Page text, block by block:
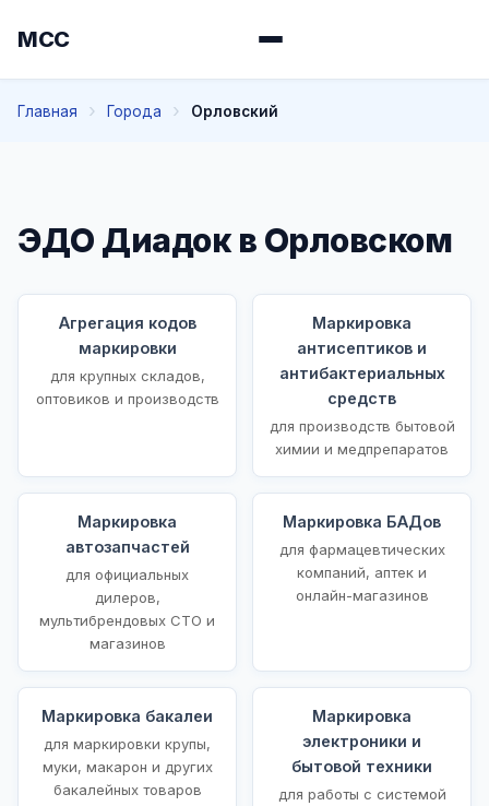
МСС
Главная Города Орловский
ЭДО Диадок в Орловском
Агрегация кодов
маркировки
для крупных складов,
оптовиков и производств
Маркировка
антисептиков и
антибактериальных
средств
для производств бытовой
химии и медпрепаратов
Маркировка
автозапчастей
для официальных
дилеров,
мультибрендовых СТО и
магазинов
Маркировка БАДов
для фармацевтических
компаний, аптек и
онлайн-магазинов
Маркировка бакалеи
для маркировки крупы,
муки, макарон и других
бакалейных товаров
Маркировка
электроники и
бытовой техники
для работы с системой